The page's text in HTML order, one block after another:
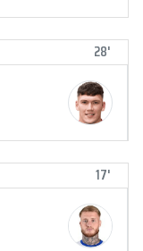
28'
17'